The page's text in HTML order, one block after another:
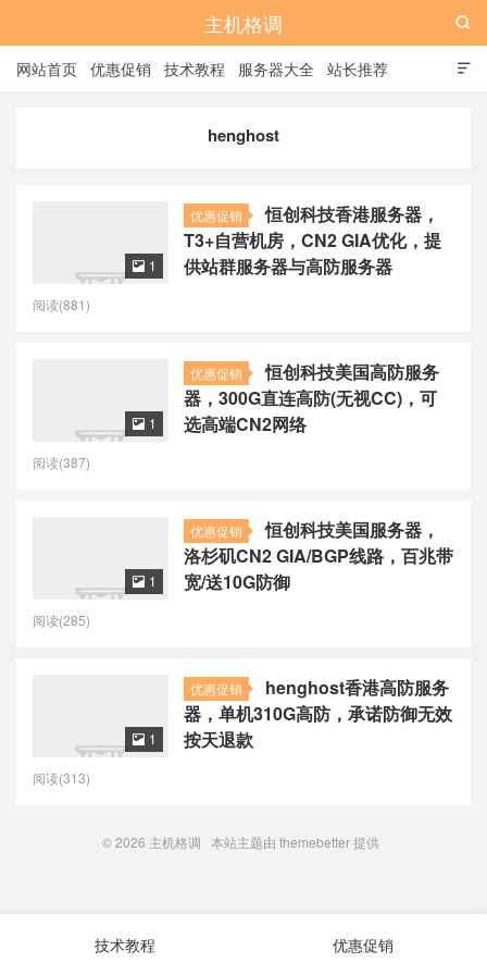
主机格调

网站首页 优惠促销 技术教程 服务器大全 站长推荐

henghost
优惠促销
恒创科技香港服务器，
T3+自营机房，CN2 GIA优化，提
供站群服务器与高防服务器
 1
阅读(881)
优惠促销
恒创科技美国高防服务
器，300G直连高防(无视CC)，可
选高端CN2网络
 1
阅读(387)
优惠促销
恒创科技美国服务器，
洛杉矶CN2 GIA/BGP线路，百兆带
宽/送10G防御
 1
阅读(285)
优惠促销
henghost香港高防服务
器，单机310G高防，承诺防御无效
按天退款
 1
阅读(313)
© 2026 主机格调 本站主题由 themebetter提供
技术教程 优惠促销